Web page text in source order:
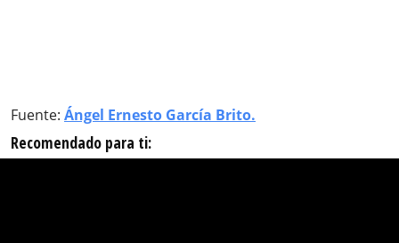
Fuente: Ángel Ernesto García Brito.
Recomendado para ti: